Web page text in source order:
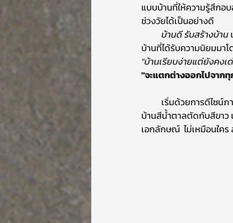
แบบบ้านที่ให้ความรู้สึกอ
ช่วงวัยได้เป็นอย่างดี
          บ้านดี รับสร้างบ้าน
บ้านที่ได้รับความนิยมมา
"บ้านเรียบง่ายแต่ยังคง
"จะแตกต่างออกไปจาก
บ้านสีน้ำตาลตัดกับสีขาว
เอกลักษณ์  ไม่เหมือนใค